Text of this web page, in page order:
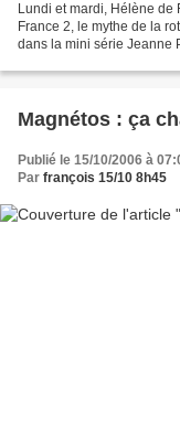
Lundi et mardi, Hélène de
France 2, le mythe de la
dans la mini série Jeanne
Magnétos : ça
Publié le 15/10/2006 à
Par françois 15/10 8h45